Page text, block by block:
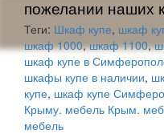
пожелании наших
Теги: Шкаф купе, шкаф
шкаф 1000,шкаф 1100,
шкаф купе в
шкафы купе в наличии,
купе, шкаф купе
Крыму. мебель Крым.
мебель